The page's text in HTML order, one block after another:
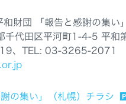
財団 「報告と感謝の集い
代田区平河町1-4-5 平和
、TEL: 03-3265-2071
の集い」（札幌）チラシ